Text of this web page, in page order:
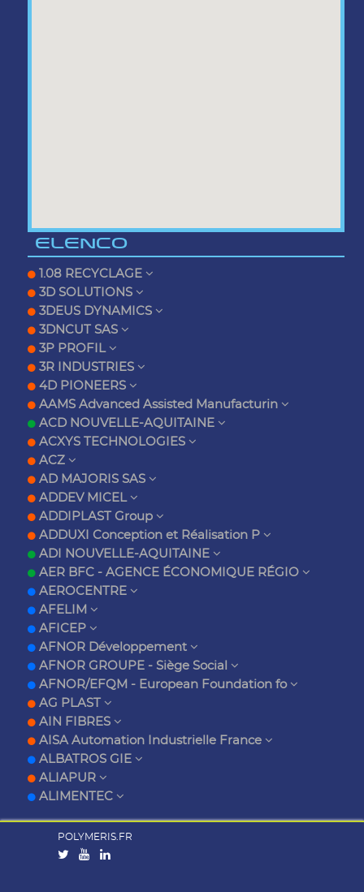
ELENCO
1.08 RECYCLAGE
3D SOLUTIONS
3DEUS DYNAMICS
3DNCUT SAS
3P PROFIL
3R INDUSTRIES
4D PIONEERS
AAMS Advanced Assisted Manufacturin
ACD NOUVELLE-AQUITAINE
ACXYS TECHNOLOGIES
ACZ
AD MAJORIS SAS
ADDEV MICEL
ADDIPLAST Group
ADDUXI Conception et Réalisation P
ADI NOUVELLE-AQUITAINE
AER BFC - AGENCE ÉCONOMIQUE RÉGIO
AEROCENTRE
AFELIM
AFICEP
AFNOR Développement
AFNOR GROUPE - Siège Social
AFNOR/EFQM - European Foundation fo
AG PLAST
AIN FIBRES
AISA Automation Industrielle France
ALBATROS GIE
ALIAPUR
ALIMENTEC
POLYMERIS.FR